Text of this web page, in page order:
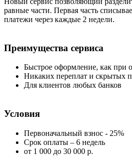
равные части. Первая часть
платежи через каждые 2 недели.
Преимущества сервиса
Быстрое оформление, как при
Никаких переплат и скрытых
Для клиентов любых банков
Условия
Первоначальный взнос - 25%
Срок оплаты – 6 недель
от 1 000 до 30 000 р.